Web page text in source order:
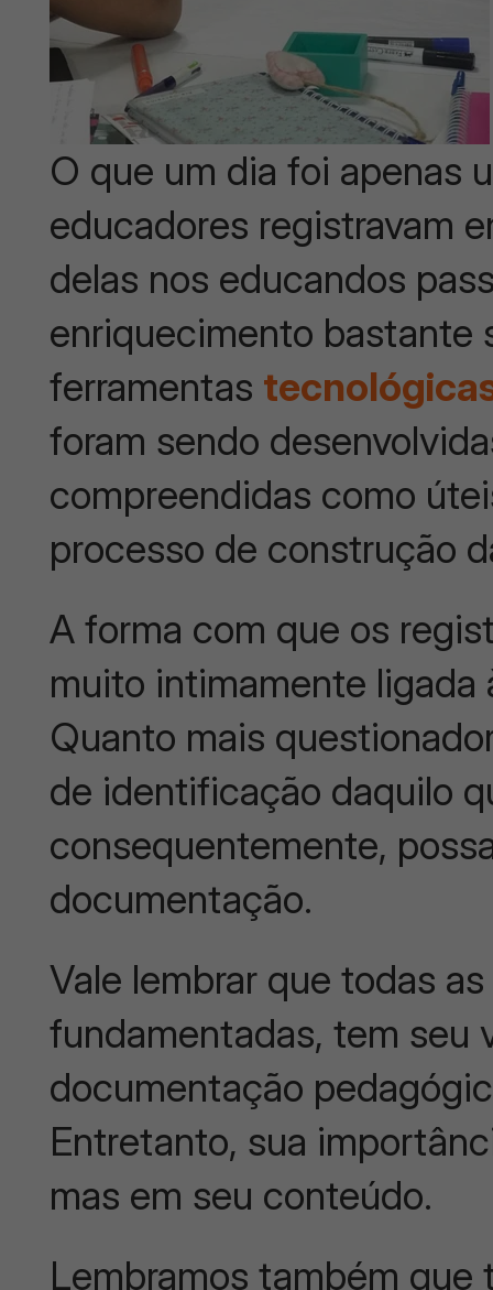
O que um dia foi apenas
educadores registravam
delas nos educandos
enriquecimento bastante
ferramentas
foram sendo
compreendidas como
processo de construção
A forma com que os
muito intimamente ligada
Quanto mais
de identificação daquilo
consequentemente,
documentação.
Vale lembrar que todas
fundamentadas, tem seu
documentação
Entretanto, sua
mas em seu conteúdo.
Lembramos também